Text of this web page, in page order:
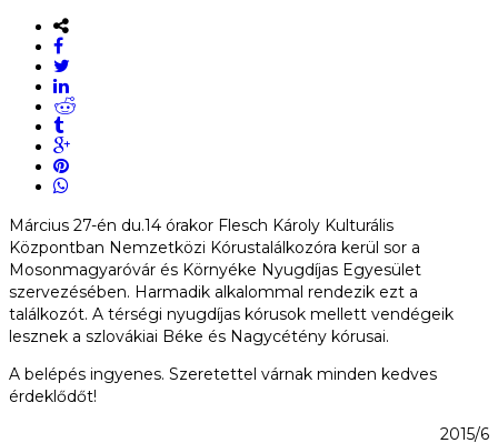
Március 27-én du.14 órakor Flesch Ká­roly Kulturális
Központban Nemzetközi Kórustalálkozóra kerül sor a
Mosonmagyaróvár és Környéke Nyugdíjas Egyesület
szervezésében. Harmadik alkalommal rendezik ezt a
találkozót. A térségi nyugdíjas kórusok mellett vendégeik
lesznek a szlovákiai Béke és Nagycétény kórusai.
A belépés ingyenes. Szeretettel várnak minden kedves
érdeklődőt!
2015/6